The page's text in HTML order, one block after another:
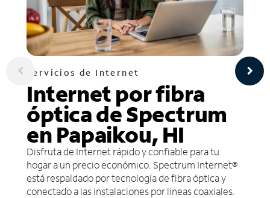
Servicios de Internet
Internet por fibra
óptica de Spectrum
en Papaikou, HI
Disfruta de Internet rápido y confiable para tu
hogar a un precio económico. Spectrum Internet®
está respaldado por tecnología de fibra óptica y
conectado a las instalaciones por líneas coaxiales.